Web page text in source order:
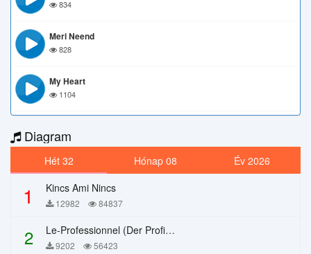
834
Meri Neend
828
My Heart
1104
Diagram
Hét 32 Hónap 08 Év 2026
1 Kincs Ami Nincs
12982 84837
2 Le-Professionnel (Der Profi) – Chi Mai
9202 56423